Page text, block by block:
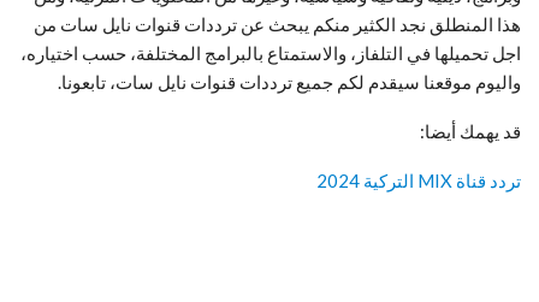
هذا المنطلق نجد الكثير منكم يبحث عن ترددات قنوات نايل سات من
اجل تحميلها في التلفاز، والاستمتاع بالبرامج المختلفة، حسب اختياره،
واليوم موقعنا سيقدم لكم جميع ترددات قنوات نايل سات، تابعونا.
قد يهمك أيضا:
تردد قناة MIX التركية 2024